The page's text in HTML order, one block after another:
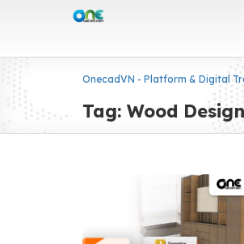
OnecadVN - Platform & Digital
Tag: Wood Design